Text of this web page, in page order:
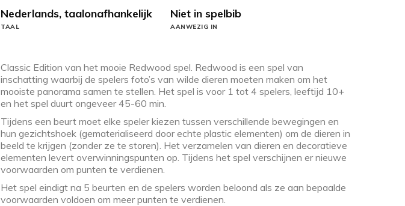
Nederlands, taalonafhankelijk
TAAL
Niet in spelbib
AANWEZIG IN
Classic Edition van het mooie Redwood spel. Redwood is een spel van
inschatting waarbij de spelers foto’s van wilde dieren moeten maken om het
mooiste panorama samen te stellen. Het spel is voor 1 tot 4 spelers, leeftijd 10+
en het spel duurt ongeveer 45-60 min.
Tijdens een beurt moet elke speler kiezen tussen verschillende bewegingen en
hun gezichtshoek (gematerialiseerd door echte plastic elementen) om de dieren in
beeld te krijgen (zonder ze te storen). Het verzamelen van dieren en decoratieve
elementen levert overwinningspunten op. Tijdens het spel verschijnen er nieuwe
voorwaarden om punten te verdienen.
Het spel eindigt na 5 beurten en de spelers worden beloond als ze aan bepaalde
voorwaarden voldoen om meer punten te verdienen.